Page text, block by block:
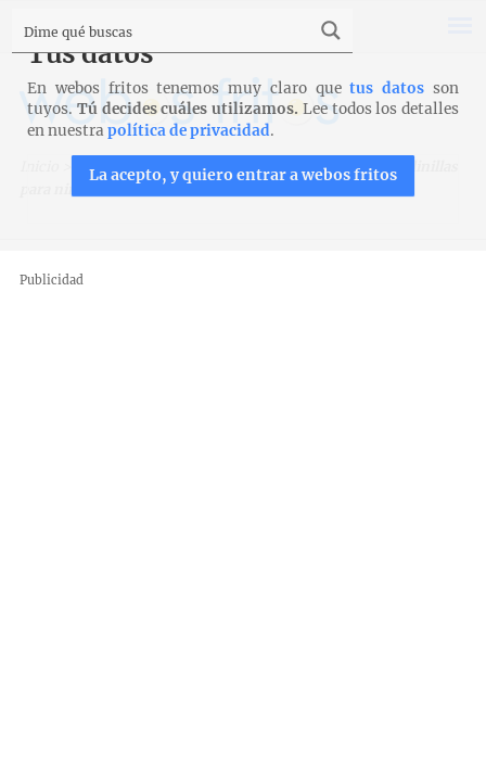
Recetas Empanadas y cocas
Empanada de sardinillas
Publicidad
Tus datos
En webos fritos tenemos muy claro quetus datos son
tuyos. Tú decides cuáles utilizamos. Lee todos los detalles
en nuestrapolítica de privacidad.
La acepto, y quiero entrar a webos fritos